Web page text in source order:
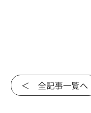
＜ 全記事一覧へ